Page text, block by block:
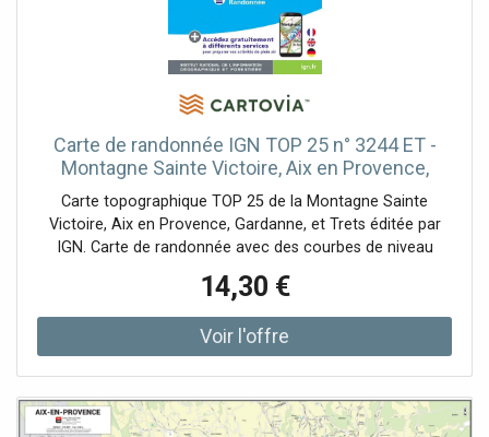
Carte de randonnée IGN TOP 25 n° 3244 ET -
Montagne Sainte Victoire, Aix en Provence,
Gardanne & Trets
Carte topographique TOP 25 de la Montagne Sainte
Victoire, Aix en Provence, Gardanne, et Trets éditée par
IGN. Carte de randonnée avec des courbes de niveau
rochers, cours d'eau etc…). Indication des chemins de
randonnée. Echelle 1/25 000 (1 cm = 250 m).
14,30 €